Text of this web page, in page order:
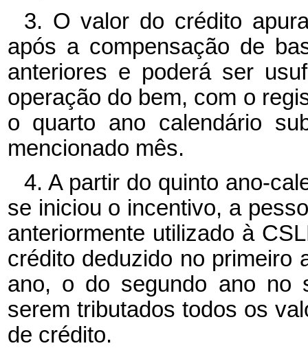
3. O valor do crédito
após a compensação de
anteriores e poderá ser
operação do bem, com o
o quarto ano calendário
mencionado mês.
4. A partir do quinto ano-
se iniciou o incentivo, a
anteriormente utilizado à
crédito deduzido no primeiro
ano, o do segundo ano no
serem tributados todos os
de crédito.